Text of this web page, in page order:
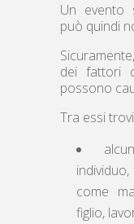
Un evento
può quindi
dei fattori
possono
Tra essi
come
figlio,